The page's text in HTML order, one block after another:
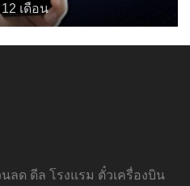
เดือน
ลด ดีล โรงแรม ตั๋วเครื่องบิน